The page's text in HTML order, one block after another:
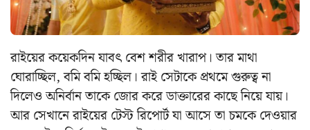
রাইয়ের কয়েকদিন যাবৎ বেশ শরীর খারাপ। তার মাথা
ঘোরাচ্ছিল, বমি বমি হচ্ছিল। রাই সেটাকে প্রথমে গুরুত্ব না
দিলেও অনির্বান তাকে জোর করে ডাক্তারের কাছে নিয়ে যায়।
আর সেখানে রাইয়ের টেস্ট রিপোর্ট যা আসে তা চমকে দেওয়ার